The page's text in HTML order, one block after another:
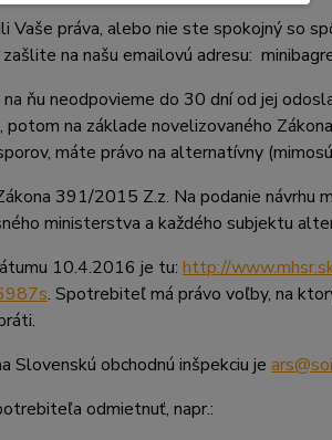
práva, alebo nie ste spokojný so
na našu emailovú adresu:
ňu neodpovieme do 30 dní od jej
na základe novelizovaného
máte právo na alternatívny
391/2015 Z.z. Na podanie návrhu
ministerstva a každého subjektu
10.4.2016 je tu: http://
. Spotrebiteľ má právo voľby, na
Slovenskú obchodnú inšpekciu je
odmietnuť, napr.: